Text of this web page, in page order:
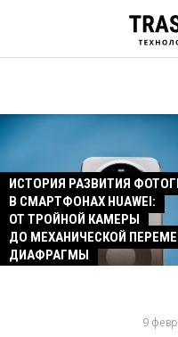
ИСТОРИЯ РАЗВИТИЯ
В СМАРТФОНАХ HUAWEI:
ОТ ТРОЙНОЙ КАМЕРЫ
ДО МЕХАНИЧЕСКОЙ
ДИАФРАГМЫ
9